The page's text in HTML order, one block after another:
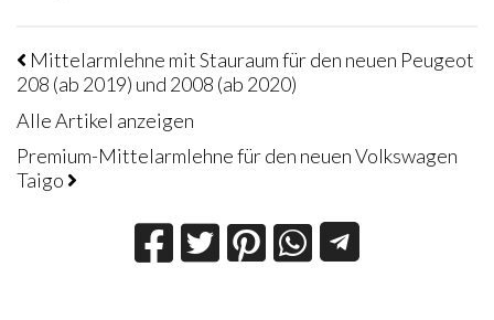
Mittelarmlehne mit Stauraum für den neuen Peugeot
208 (ab 2019) und 2008 (ab 2020)
Alle Artikel anzeigen
Premium-Mittelarmlehne für den neuen Volkswagen
Taigo